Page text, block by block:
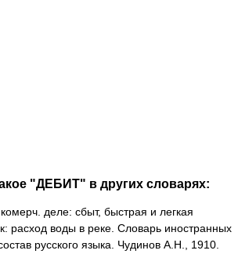
"ДЕБИТ" в других словарях:
деле: сбыт, быстрая и легкая
расход воды в реке. Словарь иностранных
русского языка. Чудинов А.Н., 1910.